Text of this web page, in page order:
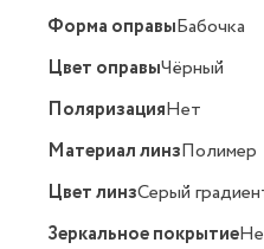
Форма оправыБабочка
Цвет оправыЧёрный
ПоляризацияНет
Материал линзПолимер
Цвет линзСерый
Зеркальное покрытие